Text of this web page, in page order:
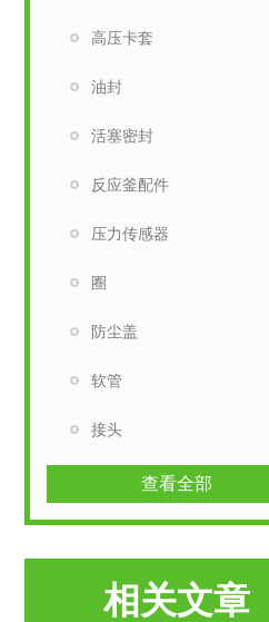
高压卡套
油封
活塞密封
反应釜配件
压力传感器
圈
防尘盖
软管
接头
查看全部
相关文章